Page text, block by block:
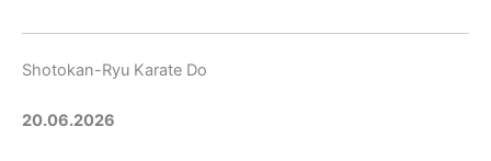
Shotokan-Ryu Karate Do
20.06.2026